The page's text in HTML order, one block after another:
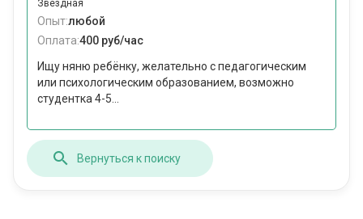
Звездная
Опыт:любой
Оплата:400 руб/час
Ищу няню ребёнку, желательно с педагогическим
или психологическим образованием, возможно
студентка 4-5...
Вернуться к поиску